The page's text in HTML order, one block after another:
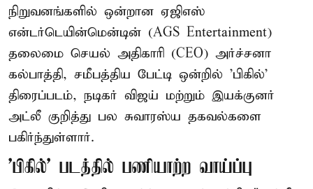
நிறுவனங்களில் ஒன்றான ஏஜிஎஸ்
என்டர்டெயின்மென்டின் (AGS Entertainment)
தலைமை செயல் அதிகாரி (CEO) அர்ச்சனா
கல்பாத்தி, சமீபத்திய பேட்டி ஒன்றில் 'பிகில்'
திரைப்படம், நடிகர் விஜய் மற்றும் இயக்குனர்
அட்லீ குறித்து பல சுவாரஸ்ய தகவல்களை
பகிர்ந்துள்ளார்.
'பிகில்' படத்தில் பணியாற்ற வாய்ப்பு